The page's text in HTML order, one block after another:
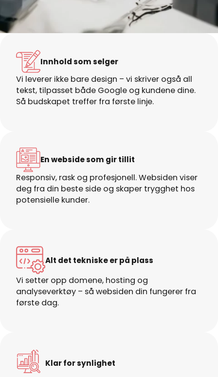
Innhold som selger
Vi leverer ikke bare design – vi skriver også all
tekst, tilpasset både Google og kundene dine.
Så budskapet treffer fra første linje.
En webside som gir tillit
Responsiv, rask og profesjonell. Websiden viser
deg fra din beste side og skaper trygghet hos
potensielle kunder.
Alt det tekniske er på plass
Vi setter opp domene, hosting og
analyseverktøy – så websiden din fungerer fra
første dag.
Klar for synlighet